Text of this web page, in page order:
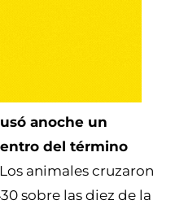
anoche un
del término
animales cruzaron
sobre las diez de la